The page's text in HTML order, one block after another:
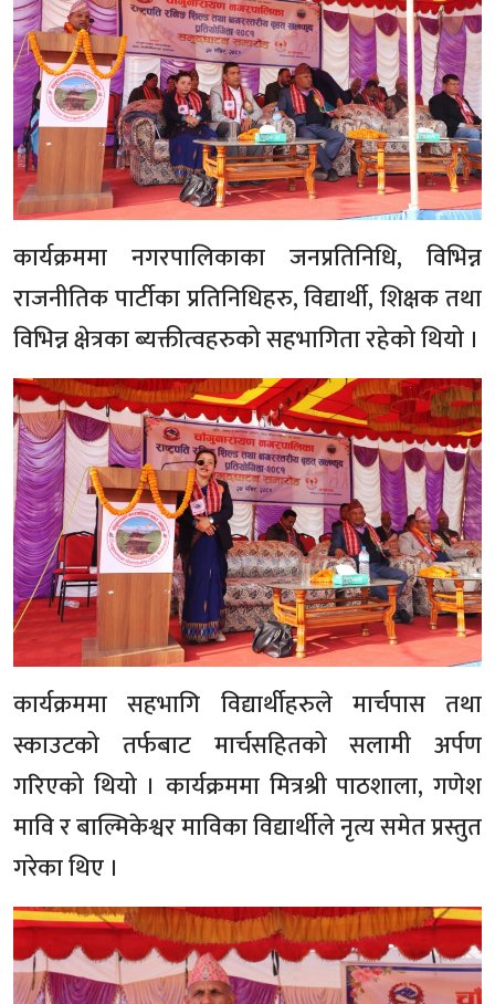
कार्यक्रममा नगरपालिकाका जनप्रतिनिधि, विभिन्न
राजनीतिक पार्टीका प्रतिनिधिहरु, विद्यार्थी, शिक्षक तथा
विभिन्न क्षेत्रका ब्यक्तीत्वहरुको सहभागिता रहेको थियो ।
कार्यक्रममा सहभागि विद्यार्थीहरुले मार्चपास तथा
स्काउटको तर्फबाट मार्चसहितको सलामी अर्पण
गरिएको थियो । कार्यक्रममा मित्रश्री पाठशाला, गणेश
मावि र बाल्मिकेश्वर माविका विद्यार्थीले नृत्य समेत प्रस्तुत
गरेका थिए ।